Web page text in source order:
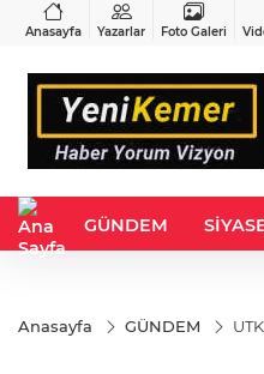
Anasayfa Yazarlar Foto Galeri
%-0,22
VND
0,0018%0,24
GÜNDEM
Anasayfa GÜNDEM